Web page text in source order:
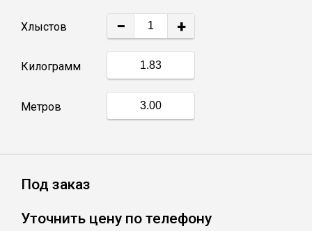
Катанка
Профлист
Винтовые сваи
Хлыстов − +
Килограмм
Метров
Под заказ
Уточнить цену по телефону